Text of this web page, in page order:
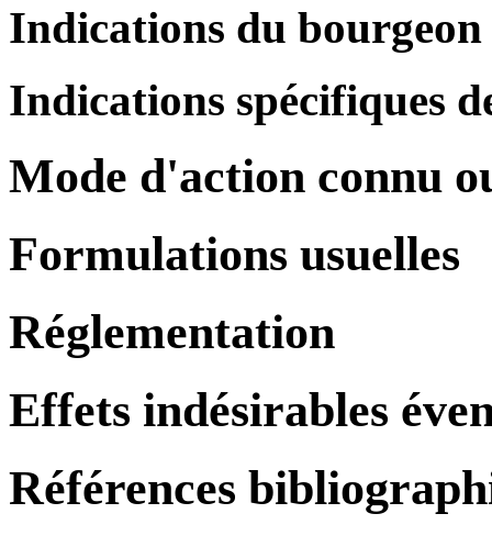
Indications du
Indications spécifiques
Mode d'action connu
Formulations usuelles
Réglementation
Effets indésirables
Références